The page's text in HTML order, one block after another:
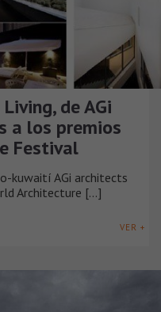
de AGi
a los premios
Festival
kuwaití AGi architects
Architecture [...]
VER +